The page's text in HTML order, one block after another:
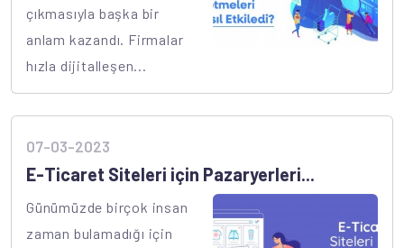
çıkmasıyla başka bir
anlam kazandı. Firmalar
hızla dijitalleşen...
07-03-2023
E-Ticaret Siteleri için Pazaryerleri...
Günümüzde birçok insan
zaman bulamadığı için